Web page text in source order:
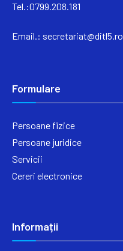
Tel.:0799.208.181
Email.: secretariat@ditl5.ro
Formulare
Persoane fizice
Persoane juridice
Servicii
Cereri electronice
Informații